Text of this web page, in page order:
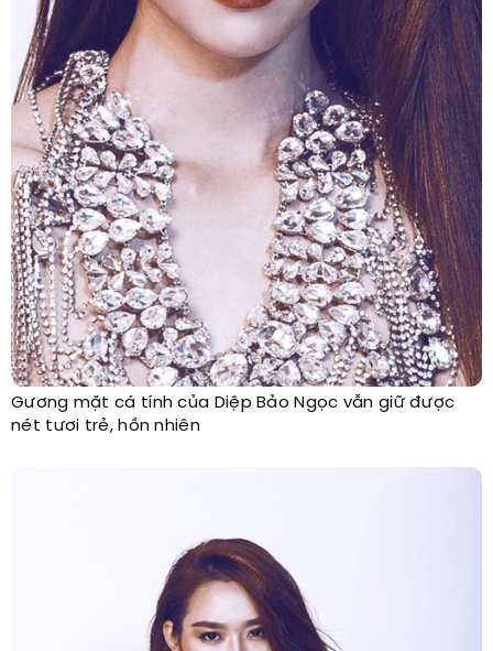
Gương mặt cá tính của Diệp Bảo Ngọc vẫn giữ được
nét tươi trẻ, hồn nhiên